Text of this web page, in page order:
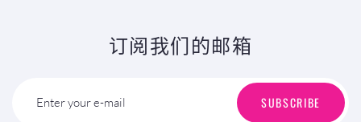
订阅我们的邮箱
Enter your e-mail SUBSCRIBE